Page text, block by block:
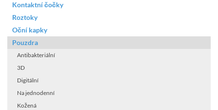
Kontaktní čočky
Roztoky
Oční kapky
Pouzdra
Antibakteriální
3D
Digitální
Na jednodenní
Kožená